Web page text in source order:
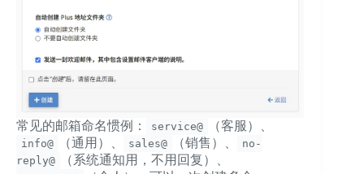
常见的邮箱命名惯例： service@ （客服）、
info@ （通用）、 sales@ （销售）、
no-
reply@
（系统通知用，不用回复）、